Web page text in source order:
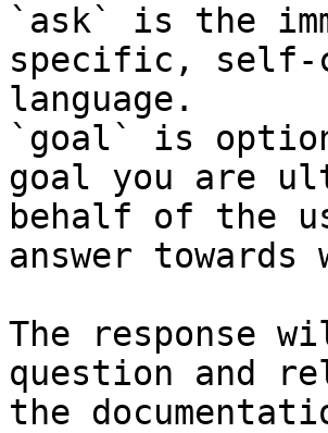
`ask` is the
specific, self-
language.
`goal` is
goal you are
behalf of the
answer
The response
question and
the